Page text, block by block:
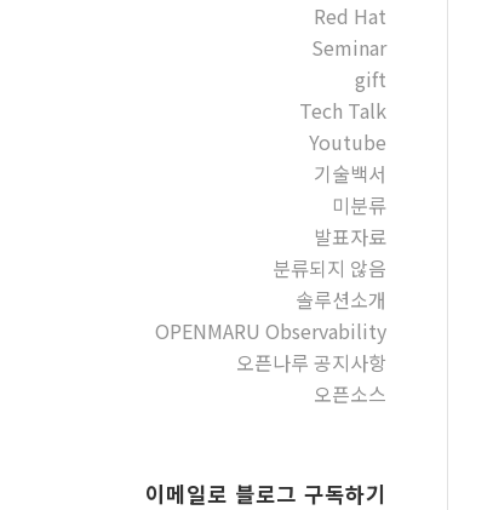
Red Hat
Seminar
gift
Tech Talk
Youtube
기술백서
미분류
발표자료
분류되지 않음
솔루션소개
OPENMARU Observability
오픈나루 공지사항
오픈소스
이메일로 블로그 구독하기